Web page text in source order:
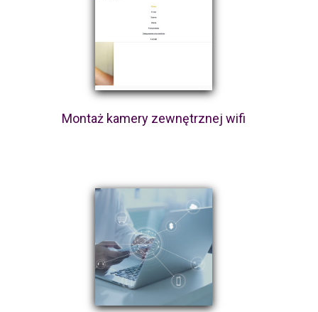
Montaż kamery zewnętrznej wifi